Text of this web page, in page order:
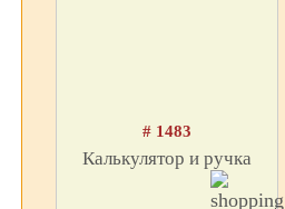
# 1483
Калькулятор и ручка